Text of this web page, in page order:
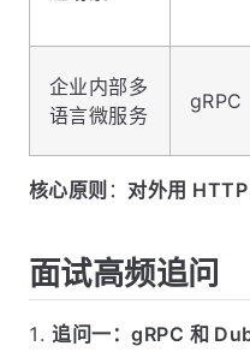
高并发低延
迟场景
gRPC
语言微服务
核心原则： 对外用